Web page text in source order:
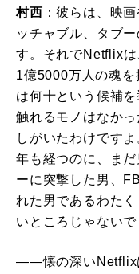
村西 ：彼らは、映
ッチャブル、タブ
す。それでNetflix
1億5000万人の魂
は何十という候補
触れるモノはなか
しがいたわけです
年も経つのに、ま
ーに突撃した男、
れた男であるわた
いところじゃないで
――懐の深いNetflix